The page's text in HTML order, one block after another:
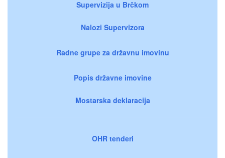
Supervizija u Brčkom
Nalozi Supervizora
Radne grupe za državnu imovinu
Popis državne imovine
Mostarska deklaracija
OHR tenderi